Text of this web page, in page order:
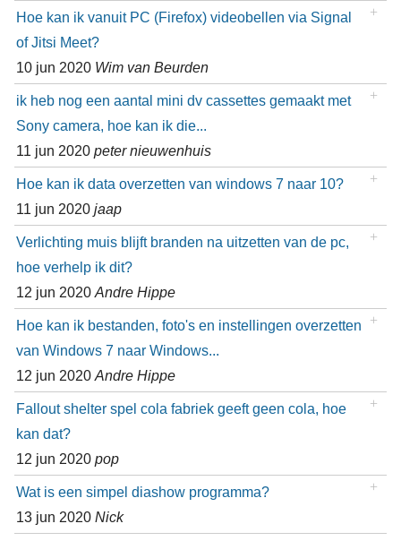
Hoe kan ik vanuit PC (Firefox) videobellen via Signal
of Jitsi Meet?
10 jun 2020 Wim van Beurden
ik heb nog een aantal mini dv cassettes gemaakt met
Sony camera, hoe kan ik die...
11 jun 2020 peter nieuwenhuis
Hoe kan ik data overzetten van windows 7 naar 10?
11 jun 2020 jaap
Verlichting muis blijft branden na uitzetten van de pc,
hoe verhelp ik dit?
12 jun 2020 Andre Hippe
Hoe kan ik bestanden, foto's en instellingen overzetten
van Windows 7 naar Windows...
12 jun 2020 Andre Hippe
Fallout shelter spel cola fabriek geeft geen cola, hoe
kan dat?
12 jun 2020 pop
Wat is een simpel diashow programma?
13 jun 2020 Nick